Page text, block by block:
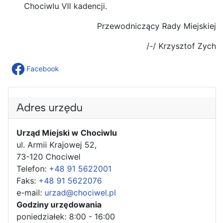
Chociwlu VII kadencji.
Przewodniczący Rady Miejskiej
/-/ Krzysztof Zych
Facebook
Adres urzędu
Urząd Miejski w Chociwlu
ul. Armii Krajowej 52,
73-120 Chociwel
Telefon: +48 91 5622001
Faks: +48 91 5622076
e-mail: urzad@chociwel.pl
Godziny urzędowania
poniedziałek: 8:00 - 16:00